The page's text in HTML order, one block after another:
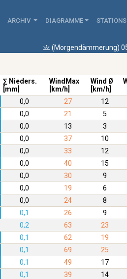
ARCHIV DIAGRAMME
(Morgendämmerung)
∑ Nieders.
[mm]
WindMax
[km/h]
Wind Ø
[km/h]
0,0 27 12
0,0 21 5
0,0 13 3
0,0 37 10
0,0 33 12
0,0 40 15
0,0 30 9
0,0 19 6
0,0 24 8
0,1 26 9
0,2 63 23
0,1 62 19
0,1 69 25
0,1 49 17
0,1 39 14